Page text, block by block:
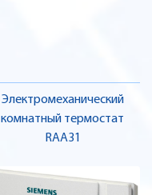
Электромеханический
комнатный термостат
RAA31